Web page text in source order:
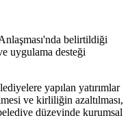
belirtildiği
uygulama desteği
yapılan yatırımlar
ve kirliliğin azaltılması,
düzeyinde kurumsal